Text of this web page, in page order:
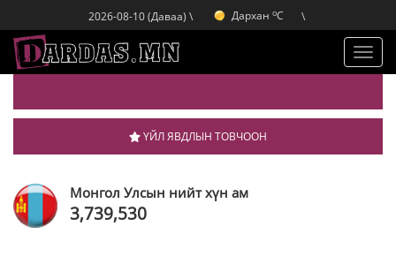
2026-08-10 (Даваа) \ Дархан oC
Эрдэнэт C
\
ҮЙЛ ЯВДЛЫН ТОВЧООН
Монгол Улсын нийт хүн ам
3,739,530